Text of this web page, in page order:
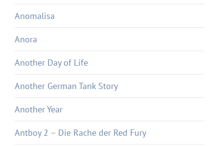
Anomalisa
Anora
Another Day of Life
Another German Tank Story
Another Year
Antboy 2 – Die Rache der Red Fury